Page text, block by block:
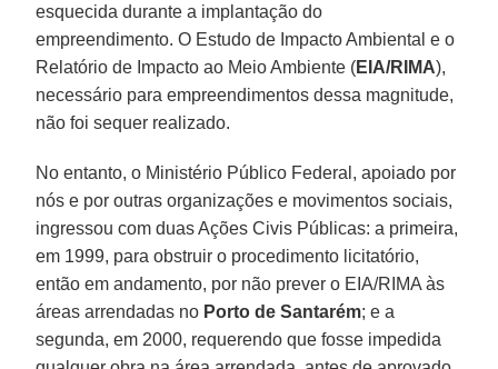
esquecida durante a implantação do
empreendimento. O Estudo de Impacto Ambiental e o
Relatório de Impacto ao Meio Ambiente (EIA/RIMA),
necessário para empreendimentos dessa magnitude,
não foi sequer realizado.
No entanto, o Ministério Público Federal, apoiado por
nós e por outras organizações e movimentos sociais,
ingressou com duas Ações Civis Públicas: a primeira,
em 1999, para obstruir o procedimento licitatório,
então em andamento, por não prever o EIA/RIMA às
áreas arrendadas no Porto de Santarém; e a
segunda, em 2000, requerendo que fosse impedida